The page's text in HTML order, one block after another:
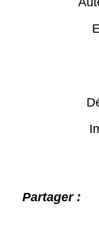
Partager :